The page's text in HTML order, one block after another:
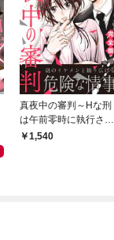
真夜中の審判～Hな刑
は午前零時に執行され
る～【完全版】
1,540